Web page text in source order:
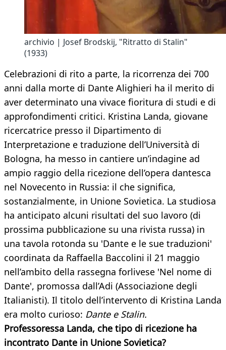
archivio | Josef Brodskij, "Ritratto di Stalin"
(1933)
Celebrazioni di rito a parte, la ricorrenza dei 700
anni dalla morte di Dante Alighieri ha il merito di
aver determinato una vivace fioritura di studi e di
approfondimenti critici. Kristina Landa, giovane
ricercatrice presso il Dipartimento di
Interpretazione e traduzione dell’Università di
Bologna, ha messo in cantiere un’indagine ad
ampio raggio della ricezione dell’opera dantesca
nel Novecento in Russia: il che significa,
sostanzialmente, in Unione Sovietica. La studiosa
ha anticipato alcuni risultati del suo lavoro (di
prossima pubblicazione su una rivista russa) in
una tavola rotonda su 'Dante e le sue traduzioni'
coordinata da Raffaella Baccolini il 21 maggio
nell’ambito della rassegna forlivese 'Nel nome di
Dante', promossa dall’Adi (Associazione degli
Italianisti). Il titolo dell’intervento di Kristina Landa
era molto curioso: Dante e Stalin.
Professoressa Landa, che tipo di ricezione ha
incontrato Dante in Unione Sovietica?